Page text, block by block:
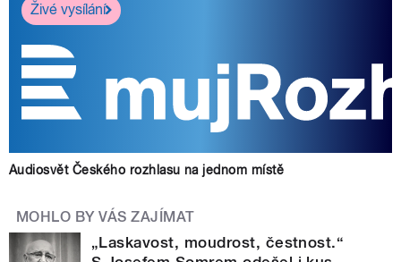
Živé vysílání
Audiosvět Českého rozhlasu na jednom místě
MOHLO BY VÁS ZAJÍMAT
„Laskavost, moudrost, čestnost.“